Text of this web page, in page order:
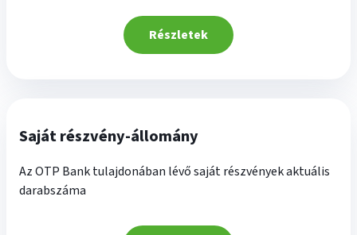
Részletek
Saját részvény-állomány
Az OTP Bank tulajdonában lévő saját részvények aktuális
darabszáma